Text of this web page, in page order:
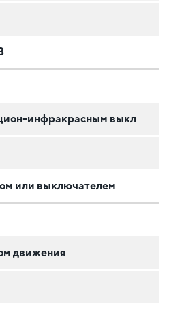
инфракрасным выкл
или выключателем
движения